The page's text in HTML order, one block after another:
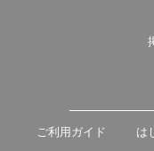
ご利用ガイド は